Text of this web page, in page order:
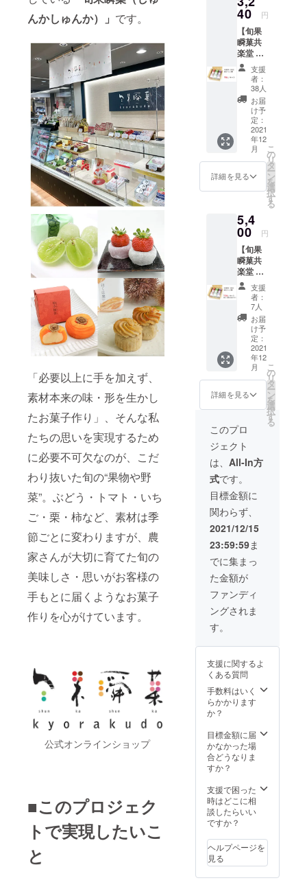
んかしゅんか）」 です。
「必要以上に手を加えず、
素材本来の味・形を生かし
たお菓子作り」、そんな私
たちの思いを実現するため
に必要不可欠なのが、こだ
わり抜いた旬の“果物や野
菜”。ぶどう・トマト・いち
ご・栗・柿など、素材は季
節ごとに変わりますが、農
家さんが大切に育てた旬の
美味しさ・思いがお客様の
手もとに届くようなお菓子
作りを心がけています。
公式オンラインショップ
■このプロジェク
トで実現したいこ
と
40 円
【旬果
瞬菓共
楽堂 果
実ジャ
ム「6
本」
セッ
ト】 ・
マス
カット
ジャム
×2本
賞味期
限：
2022年
4月中旬
オーネ
ジャム
×2
本
賞味期
限：
2022年
1月中旬
・あま
おう
ジャム
本
賞味期
限：
2022年
2月上旬
量：（1
本あた
り）135
グラム
【お届
けにつ
いて】
※「クラ
ウド
ファン
ディン
グ期間
終了
後、1週
間以
内」を
めどに
弊社を
出荷い
持ちの
関係
上、お
届け時
期は先
延ばし
ん。申
し訳ご
ざいま
くださ
いま
せ。
※「ヤマ
輸」で
のお届
けで
す。不
支援
者：
38人
お届
け予
定：
2021
年12
月
詳細を見る
こ
の
リ
タ
ー
ン
を
選
択
す
る
5,4
00 円
【旬果
瞬菓共
楽堂 果
実ジャ
ム「12
本」
セッ
ト】 ・
マス
カット
ジャム×
４本
賞味期
限：
2022年
4月中旬
・ピ
オーネ
ジャム×
４
本
賞味期
限：
2022年
1月中旬
・あま
おう
ジャム×
４
本
賞味期
限：
2022年
2月上旬
ト×２
のお届
けで
す。 ※
内容
量：（1
り）135
グラム
【お届
けにつ
※「クラ
ウド
ファン
ディン
終了
後、1週
間以
内」を
支援
者：
7人
お届
け予
定：
2021
年12
月
詳細を見る
こ
の
リ
タ
ー
ン
を
選
択
す
る
このプロ
ジェクト
は、 All-In方
式です。
目標金額に
関わらず、
2021/12/15
23:59:59ま
でに集まっ
た金額が
ファンディ
ングされま
す。
支援に関するよ
くある質問
手数料はいく
らかかります
か？
目標金額に届
かなかった場
合どうなりま
すか？
支援で困った
時はどこに相
談したらいい
ですか？
ヘルプページを
見る